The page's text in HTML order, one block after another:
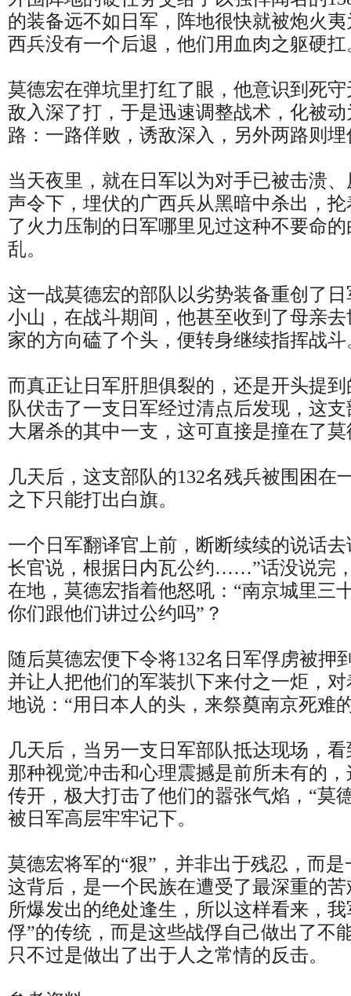
的装备远不如日军，阵地很快就被炮火
西兵没有一个后退，他们用血肉之躯硬扛
莫德宏在弹坑里打红了眼，他意识到死
敌入深了打，于是迅速调整战术，化被
路：一路佯败，诱敌深入，另外两路则
当天夜里，就在日军以为对手已被击溃
声令下，埋伏的广西兵从黑暗中杀出，
了火力压制的日军哪里见过这种不要命
乱。
这一战莫德宏的部队以劣势装备重创了
小山，在战斗期间，他甚至收到了母亲
家的方向磕了个头，便转身继续指挥战斗
而真正让日军肝胆俱裂的，还是开头提
队伏击了一支日军经过清点后发现，这
大屠杀的其中一支，这可直接是撞在了
几天后，这支部队的132名残兵被围困在
之下只能打出白旗。
一个日军翻译官上前，断断续续的说话
长官说，根据日内瓦公约……”话没说完
在地，莫德宏指着他怒吼：“南京城里三
你们跟他们讲过公约吗”？
随后莫德宏便下令将132名日军俘虏被押
并让人把他们的军装扒下来付之一炬，
地说：“用日本人的头，来祭奠南京死难
几天后，当另一支日军部队抵达现场，
那种视觉冲击和心理震撼是前所未有的
传开，极大打击了他们的嚣张气焰，“莫
被日军高层牢牢记下。
莫德宏将军的“狠”，并非出于残忍，而
这背后，是一个民族在遭受了最深重的
所爆发出的绝处逢生，所以这样看来，
俘”的传统，而是这些战俘自己做出了不
只不过是做出了出于人之常情的反击。